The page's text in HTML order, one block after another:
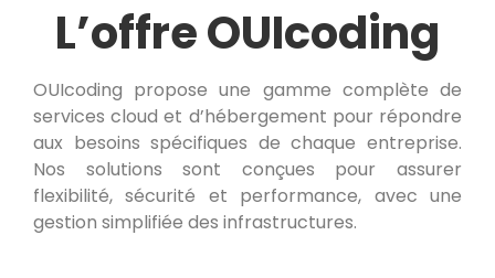
L’offre OUIcoding
OUIcoding propose une gamme complète de
services cloud et d’hébergement pour répondre
aux besoins spécifiques de chaque entreprise.
Nos solutions sont conçues pour assurer
flexibilité, sécurité et performance, avec une
gestion simplifiée des infrastructures.